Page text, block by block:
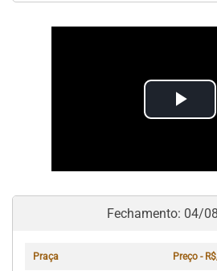
Play
Fechamento: 04/
Praça Preço -